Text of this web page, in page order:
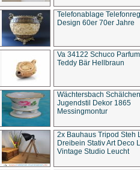
Telefonablage
Design 60er 70er Jahre
Va 34122 Schuco
Teddy Bär Hellbraun
Wächtersbach Schälchen
Jugendstil Dekor 1865
Messingmontur
2x Bauhaus Tripod Steh
Dreibein Stativ Art Deco
Vintage Studio Leucht